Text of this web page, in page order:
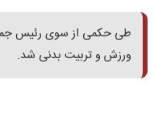
طی حکمی از سوی رئیس
ورزش و تربیت بدنی شد.